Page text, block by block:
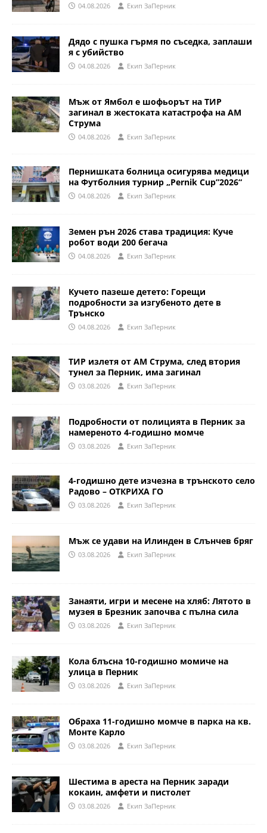
04.08.2026 Eкип ЗаПерник
Дядо с пушка гърмя по съседка, заплаши
я с убийство
04.08.2026 Eкип ЗаПерник
Мъж от Ямбол е шофьорът на ТИР
загинал в жестоката катастрофа на АМ
Струма
04.08.2026 Eкип ЗаПерник
Пернишката болница осигурява медици
на Футболния турнир „Pernik Cup”2026“
04.08.2026 Eкип ЗаПерник
Земен рън 2026 става традиция: Куче
робот води 200 бегача
04.08.2026 Eкип ЗаПерник
Кучето пазеше детето: Горещи
подробности за изгубеното дете в
Трънско
04.08.2026 Eкип ЗаПерник
ТИР излетя от АМ Струма, след втория
тунел за Перник, има загинал
03.08.2026 Eкип ЗаПерник
Подробности от полицията в Перник за
намереното 4-годишно момче
03.08.2026 Eкип ЗаПерник
4-годишно дете изчезна в трънското село
Радово – ОТКРИХА ГО
03.08.2026 Eкип ЗаПерник
Мъж се удави на Илинден в Слънчев бряг
03.08.2026 Eкип ЗаПерник
Занаяти, игри и месене на хляб: Лятото в
музея в Брезник започва с пълна сила
03.08.2026 Eкип ЗаПерник
Кола блъсна 10-годишно момиче на
улица в Перник
03.08.2026 Eкип ЗаПерник
Обраха 11-годишно момче в парка на кв.
Монте Карло
03.08.2026 Eкип ЗаПерник
Шестима в ареста на Перник заради
кокаин, амфети и пистолет
03.08.2026 Eкип ЗаПерник